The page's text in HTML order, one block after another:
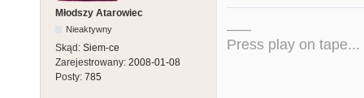
Młodszy Atarowiec
Nieaktywny
Skąd: Siem-ce
Zarejestrowany: 2008-01-08
Posty: 785
Press play on tape...